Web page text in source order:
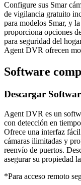
Configure sus Smar
de vigilancia gratuito
para modelos Smar, y
proporciona opciones
para seguridad del
Agent DVR ofrecen
Software
Descargar
Agent DVR es un
con detección en
Ofrece una interfaz
cámaras ilimitadas y
reenvío de puertos.
asegurar su propiedad
*Para acceso remoto